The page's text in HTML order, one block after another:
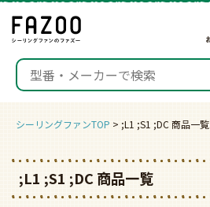
シーリングファンTOP ;L1 ;S1 ;DC 商品一覧
;L1 ;S1 ;DC 商品一覧